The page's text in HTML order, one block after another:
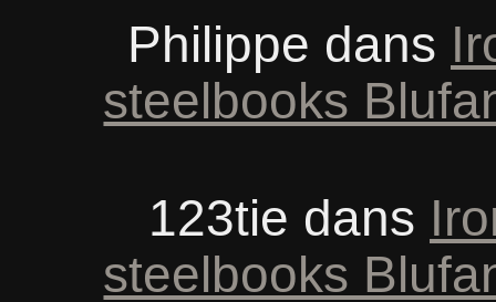
Philippe dans
steelbooks
123tie dans
steelbooks